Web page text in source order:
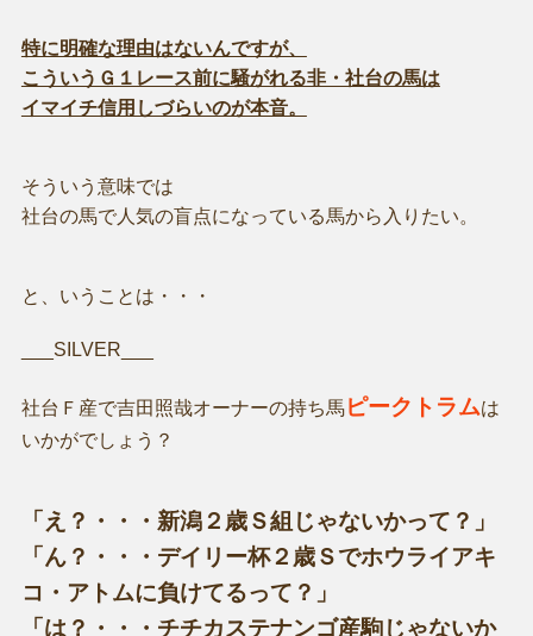
特に明確な理由はないんですが、
こういうＧ１レース前に騒がれる非・社台の馬は
イマイチ信用しづらいのが本音。
そういう意味では
社台の馬で人気の盲点になっている馬から入りたい。
と、いうことは・・・
___SILVER___
社台Ｆ産で吉田照哉オーナーの持ち馬ピークトラムは
いかがでしょう？
「え？・・・新潟２歳Ｓ組じゃないかって？」
「ん？・・・デイリー杯２歳Ｓでホウライアキ
コ・アトムに負けてるって？」
「は？・・・チチカステナンゴ産駒じゃないか